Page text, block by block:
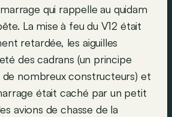
qui rappelle au quidam
La mise à feu du V12 était
retardée, les aiguilles
des cadrans (un principe
de nombreux constructeurs) et
était caché par un petit
avions de chasse de la